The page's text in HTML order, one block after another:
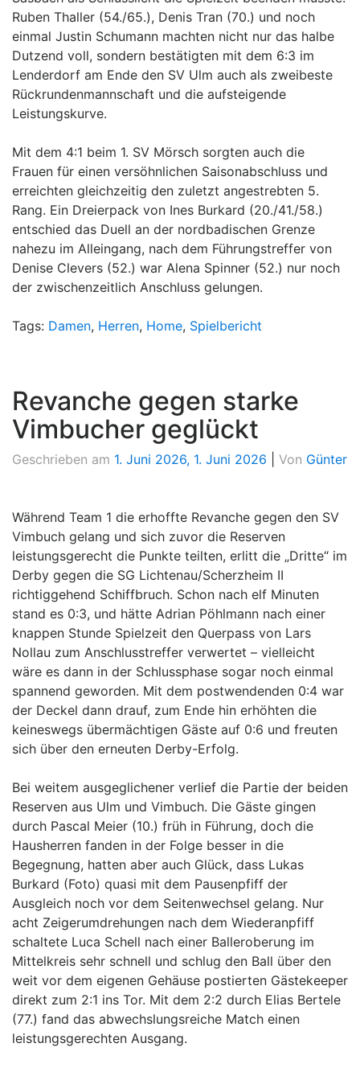
Ruben Thaller (54./65.), Denis Tran (70.) und noch
einmal Justin Schumann machten nicht nur das halbe
Dutzend voll, sondern bestätigten mit dem 6:3 im
Lenderdorf am Ende den SV Ulm auch als zweibeste
Rückrundenmannschaft und die aufsteigende
Leistungskurve.
Mit dem 4:1 beim 1. SV Mörsch sorgten auch die
Frauen für einen versöhnlichen Saisonabschluss und
erreichten gleichzeitig den zuletzt angestrebten 5.
Rang. Ein Dreierpack von Ines Burkard (20./41./58.)
entschied das Duell an der nordbadischen Grenze
nahezu im Alleingang, nach dem Führungstreffer von
Denise Clevers (52.) war Alena Spinner (52.) nur noch
der zwischenzeitlich Anschluss gelungen.
Tags: Damen, Herren, Home, Spielbericht
Revanche gegen starke
Vimbucher geglückt
Geschrieben am 1. Juni 2026, 1. Juni 2026 Von Günter
Während Team 1 die erhoffte Revanche gegen den SV
Vimbuch gelang und sich zuvor die Reserven
leistungsgerecht die Punkte teilten, erlitt die „Dritte“ im
Derby gegen die SG Lichtenau/Scherzheim II
richtiggehend Schiffbruch. Schon nach elf Minuten
stand es 0:3, und hätte Adrian Pöhlmann nach einer
knappen Stunde Spielzeit den Querpass von Lars
Nollau zum Anschlusstreffer verwertet – vielleicht
wäre es dann in der Schlussphase sogar noch einmal
spannend geworden. Mit dem postwendenden 0:4 war
der Deckel dann drauf, zum Ende hin erhöhten die
keineswegs übermächtigen Gäste auf 0:6 und freuten
sich über den erneuten Derby-Erfolg.
Bei weitem ausgeglichener verlief die Partie der beiden
Reserven aus Ulm und Vimbuch. Die Gäste gingen
durch Pascal Meier (10.) früh in Führung, doch die
Hausherren fanden in der Folge besser in die
Begegnung, hatten aber auch Glück, dass Lukas
Burkard (Foto) quasi mit dem Pausenpfiff der
Ausgleich noch vor dem Seitenwechsel gelang. Nur
acht Zeigerumdrehungen nach dem Wiederanpfiff
schaltete Luca Schell nach einer Balleroberung im
Mittelkreis sehr schnell und schlug den Ball über den
weit vor dem eigenen Gehäuse postierten Gästekeeper
direkt zum 2:1 ins Tor. Mit dem 2:2 durch Elias Bertele
(77.) fand das abwechslungsreiche Match einen
leistungsgerechten Ausgang.